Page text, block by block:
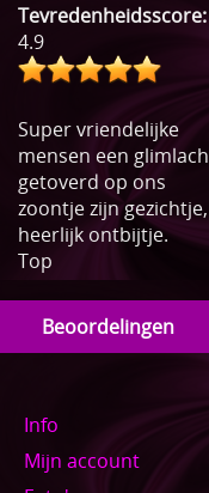
Tevredenheidsscore:
4.9
Super vriendelijke
mensen een glimlach
getoverd op ons
zoontje zijn gezichtje,
heerlijk ontbijtje.
Top
Beoordelingen
Info
Mijn account